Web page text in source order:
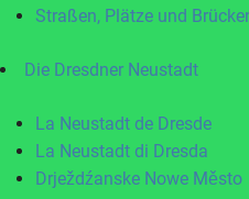
Straßen, Plätze und
Die Dresdner Neustadt
La Neustadt de Dresde
La Neustadt di Dresda
Drježdźanske Nowe Město